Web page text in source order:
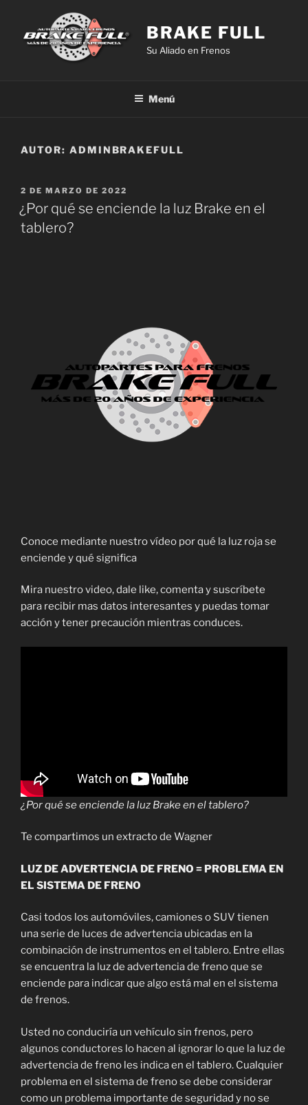
contenido
BRAKE FULL
Su Aliado en Frenos
Menú
AUTOR: ADMINBRAKEFULL
PUBLICADO
EL
2 DE MARZO DE 2022
¿Por qué se enciende la luz Brake en el
tablero?
Conoce mediante nuestro vídeo por qué la luz roja se
enciende y qué significa
Mira nuestro video, dale like, comenta y suscríbete
para recibir mas datos interesantes y puedas tomar
acción y tener precaución mientras conduces.
¿Por qué se enciende la luz Brake en el tablero?
Te compartimos un extracto de Wagner
LUZ DE ADVERTENCIA DE FRENO = PROBLEMA EN
EL SISTEMA DE FRENO
Casi todos los automóviles, camiones o SUV tienen
una serie de luces de advertencia ubicadas en la
combinación de instrumentos en el tablero. Entre ellas
se encuentra la luz de advertencia de freno que se
enciende para indicar que algo está mal en el sistema
de frenos.
Usted no conduciría un vehículo sin frenos, pero
algunos conductores lo hacen al ignorar lo que la luz de
advertencia de freno les indica en el tablero. Cualquier
problema en el sistema de freno se debe considerar
como un problema importante de seguridad y no se